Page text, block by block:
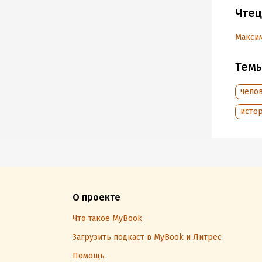
Автор
Дата
Чтец
О проекте
Что такое MyBook
Загрузить подкаст в MyBook и Литрес
Помощь